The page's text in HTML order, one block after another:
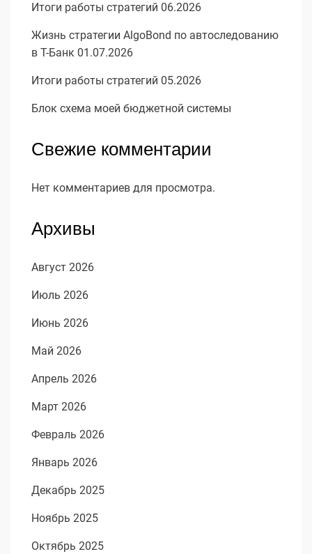
Итоги работы стратегий 06.2026
Жизнь стратегии AlgoBond по автоследованию
в Т-Банк 01.07.2026
Итоги работы стратегий 05.2026
Блок схема моей бюджетной системы
Свежие комментарии
Нет комментариев для просмотра.
Архивы
Август 2026
Июль 2026
Июнь 2026
Май 2026
Апрель 2026
Март 2026
Февраль 2026
Январь 2026
Декабрь 2025
Ноябрь 2025
Октябрь 2025